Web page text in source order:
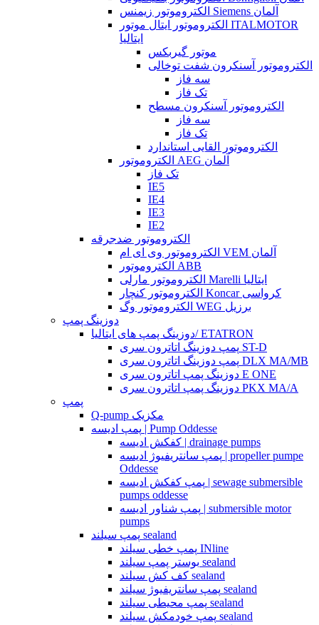
الکتروموتور زیمنس Siemens آلمان
الکتروموتور ایتال موتور ITALMOTOR
ایتالیا
موتور گیربکس
الکتروموتور آسنکرون شفت توخالی
سه فاز
تک فاز
الکتروموتور آسنکرون مسطح
سه فاز
تک فاز
الکتروموتور القایی استاندارد
الکتروموتور AEG آلمان
تک فاز
IE5
IE4
IE3
IE2
الکتروموتور ضدجرقه
الکتروموتور وی ای ام VEM آلمان
الکتروموتور ABB
الکتروموتور مارلی Marelli ایتالیا
الکتروموتور کنچار Koncar کرواسی
الکتروموتور وگ WEG برزیل
دوزینگ پمپ
دوزینگ پمپ های ایتالیا/ ETATRON
پمپ دوزینگ اتاترون سری ST-D
پمپ دوزینگ اتاترون سری DLX MA/MB
دوزینگ پمپ اتاترون سری E ONE
دوزینگ پمپ اتاترون سری PKX MA/A
پمپ
Q-pump مکزیک
پمپ ادیسه | Pump Oddesse
کفکش ادیسه | drainage pumps
پمپ سانتریفیوژ ادیسه | propeller pumpe
Oddesse
پمپ کفکش ادیسه | sewage submersible
pumps oddesse
پمپ شناور ادیسه | submersible motor
pumps
پمپ سیلند sealand
پمپ خطی سیلند INline
بوستر پمپ سیلند sealand
کف کش سیلند sealand
پمپ سانتریفیوژ سیلند sealand
پمپ محیطی سیلند sealand
پمپ خودمکش سیلند sealand